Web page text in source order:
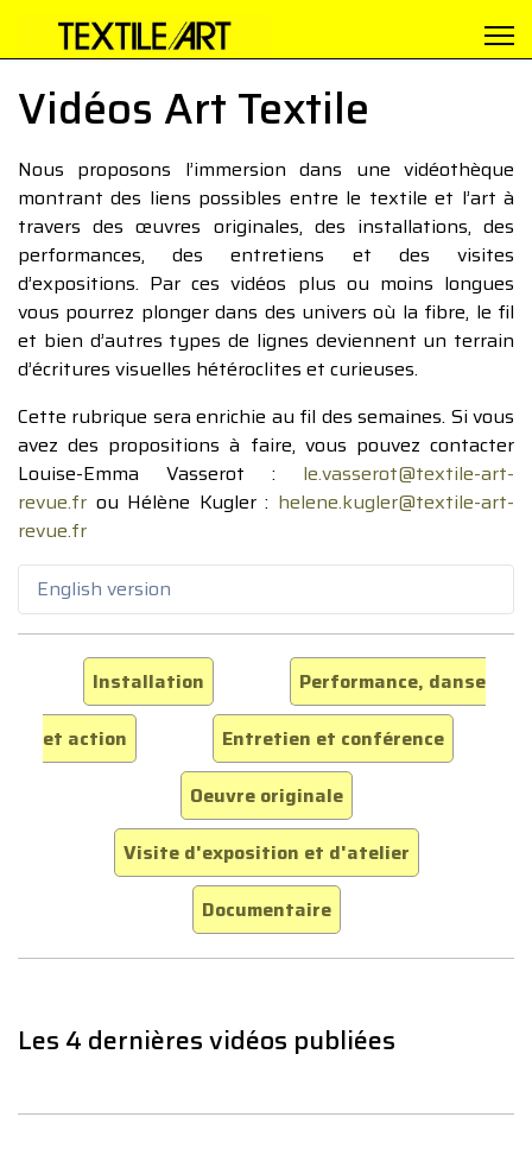
Vidéos Art Textile
Nous proposons l’immersion dans une vidéothèque
montrant des liens possibles entre le textile et l’art à
travers des œuvres originales, des installations, des
performances, des entretiens et des visites
d’expositions. Par ces vidéos plus ou moins longues
vous pourrez plonger dans des univers où la fibre, le fil
et bien d’autres types de lignes deviennent un terrain
d’écritures visuelles hétéroclites et curieuses.
Cette rubrique sera enrichie au fil des semaines. Si vous
avez des propositions à faire, vous pouvez contacter
Louise-Emma Vasserot : le.vasserot@textile-art-
revue.fr ou Hélène Kugler : helene.kugler@textile-art-
revue.fr
English version
Installation
Performance, danse
et action
Entretien et conférence
Oeuvre originale
Visite d'exposition et d'atelier
Documentaire
Les 4 dernières vidéos publiées